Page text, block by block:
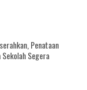
Penataan
Segera